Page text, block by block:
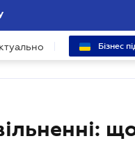
Бізнес